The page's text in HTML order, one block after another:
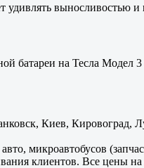
выносливостью и
батареи на Тесла Модел
Киев, Кировоград,
микроавтобусов
клиентов. Все цены